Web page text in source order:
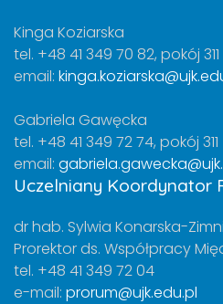
Kinga Koziarska
tel. +48 41 349 70 82, pokój 311
email:
Gabriela Gawęcka
tel. +48 41 349 72 74, pokój 311
email:
Uczelniany Koordynator
dr hab. Sylwia Konarska-
Prorektor ds. Współpracy
tel. +48 41 349 72 04
e-mail: prorum@ujk.edu.pl